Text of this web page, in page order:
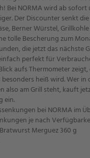
GARDEN
XXL universal
Bei NORMA wird ab
Der Discounter senkt
Berner Würstel,
tolle Bescherung zum
die jetzt das nächste
perfekt für
aufs Thermometer
heiß wird. Wer in
also am Grill steht, kauft
ein.
bei NORMA im
je nach
Bratwurst Merguez 360 g